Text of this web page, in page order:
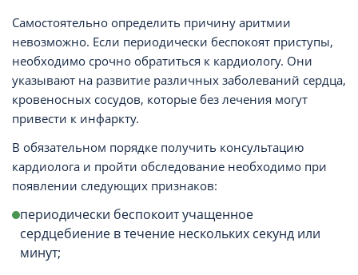
Самостоятельно определить причину аритмии
невозможно. Если периодически беспокоят приступы,
необходимо срочно обратиться к кардиологу. Они
указывают на развитие различных заболеваний сердца,
кровеносных сосудов, которые без лечения могут
привести к инфаркту.
В обязательном порядке получить консультацию
кардиолога и пройти обследование необходимо при
появлении следующих признаков:
периодически беспокоит учащенное
сердцебиение в течение нескольких секунд или
минут;